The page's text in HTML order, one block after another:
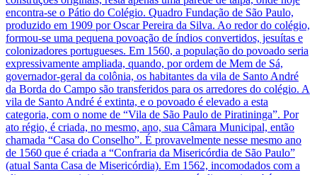
encontra-se o Pátio do Colégio. Quadro Fundação de São Paulo,
produzido em 1909 por Oscar Pereira da Silva. Ao redor do colégio,
formou-se uma pequena povoação de índios convertidos, jesuítas e
colonizadores portugueses. Em 1560, a população do povoado seria
expressivamente ampliada, quando, por ordem de Mem de Sá,
governador-geral da colônia, os habitantes da vila de Santo André
da Borda do Campo são transferidos para os arredores do colégio. A
vila de Santo André é extinta, e o povoado é elevado a esta
categoria, com o nome de “Vila de São Paulo de Piratininga”. Por
ato régio, é criada, no mesmo, ano, sua Câmara Municipal, então
chamada “Casa do Conselho”. É provavelmente nesse mesmo ano
de 1560 que é criada a “Confraria da Misericórdia de São Paulo”
(atual Santa Casa de Misericórdia). Em 1562, incomodados com a